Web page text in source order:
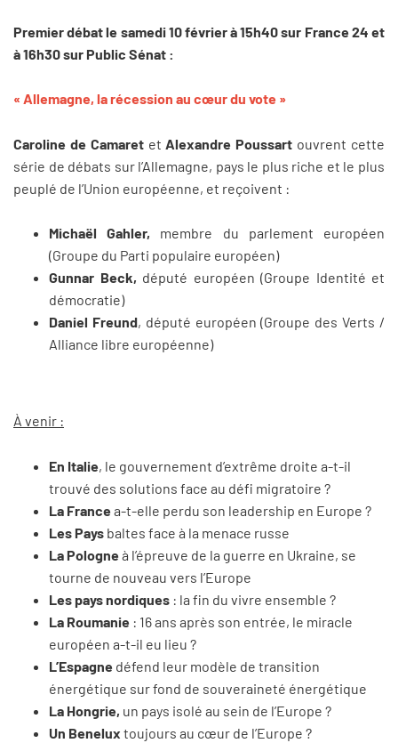
Premier débat le samedi 10 février à 15h40 sur France 24 et
à 16h30 sur Public Sénat :
« Allemagne, la récession au cœur du vote »
Caroline de CamaretetAlexandre Poussart ouvrent cette
série de débats sur l’Allemagne, pays le plus riche et le plus
peuplé de l’Union européenne, et reçoivent :
Michaël Gahler, membre du parlement européen
(Groupe du Parti populaire européen)
Gunnar Beck, député européen (Groupe Identité et
démocratie)
Daniel Freund, député européen (Groupe des Verts /
Alliance libre européenne)
À venir :
En Italie, le gouvernement d’extrême droite a-t-il
trouvé des solutions face au défi migratoire ?
La France a-t-elle perdu son leadership en Europe ?
Les Pays baltes face à la menace russe
La Pologne à l’épreuve de la guerre en Ukraine, se
tourne de nouveau vers l’Europe
Les pays nordiques : la fin du vivre ensemble ?
La Roumanie : 16 ans après son entrée, le miracle
européen a-t-il eu lieu ?
L’Espagne défend leur modèle de transition
énergétique sur fond de souveraineté énergétique
La Hongrie, un pays isolé au sein de l’Europe ?
Un Benelux toujours au cœur de l’Europe ?